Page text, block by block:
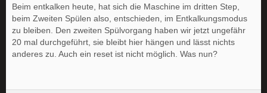
Beim entkalken heute, hat sich die Maschine im dritten Step,
beim Zweiten Spülen also, entschieden, im Entkalkungsmodus
zu bleiben. Den zweiten Spülvorgang haben wir jetzt ungefähr
20 mal durchgeführt, sie bleibt hier hängen und lässt nichts
anderes zu. Auch ein reset ist nicht möglich. Was nun?